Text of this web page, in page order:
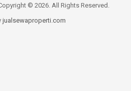
© 2026. All Rights Reserved.
jualsewaproperti.com